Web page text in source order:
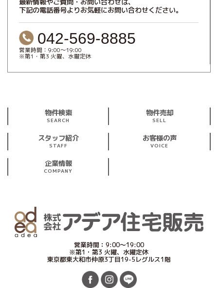
下記の電話番号よりお気軽にお問い合わせください。
042-569-8885
営業時間：9:00～19:00
※第1・第3 火曜、水曜定休
物件検索
SEARCH
物件売却
SELL
スタッフ紹介
STAFF
お客様の声
VOICE
企業情報
COMPANY
営業時間：9:00～19:00
※第1・第3 火曜、水曜定休
東京都東大和市仲原3丁目19-5レグルス1階